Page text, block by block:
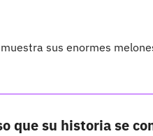
sus enormes
que su historia se